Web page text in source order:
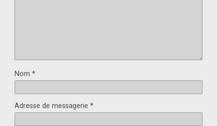
Nom *
Adresse de messagerie *